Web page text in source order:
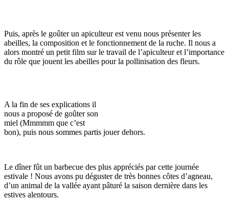
Puis, après le goûter un apiculteur est venu nous présenter les
abeilles, la composition et le fonctionnement de la ruche. Il nous a
alors montré un petit film sur le travail de l’apiculteur et l’importance
du rôle que jouent les abeilles pour la pollinisation des fleurs.
A la fin de ses explications il
nous a proposé de goûter son
miel (Mmmmm que c’est
bon), puis nous sommes partis jouer dehors.
Le dîner fût un barbecue des plus appréciés par cette journée
estivale ! Nous avons pu déguster de très bonnes côtes d’agneau,
d’un animal de la vallée ayant pâturé la saison dernière dans les
estives alentours.